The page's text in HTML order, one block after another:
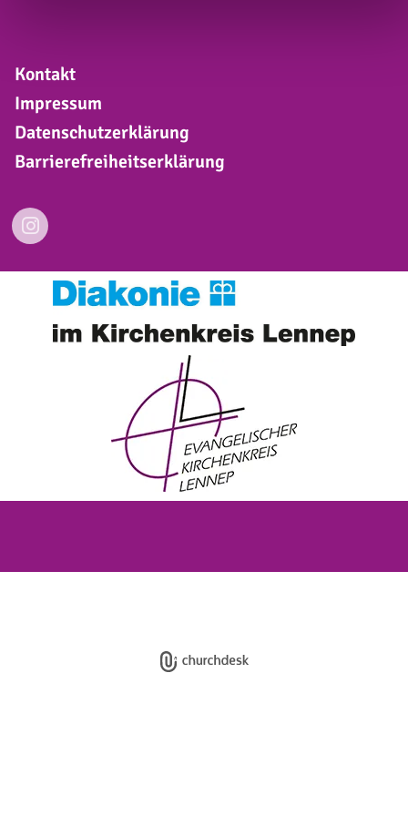
Kontakt
Impressum
Datenschutzerklärung
Barrierefreiheitserklärung